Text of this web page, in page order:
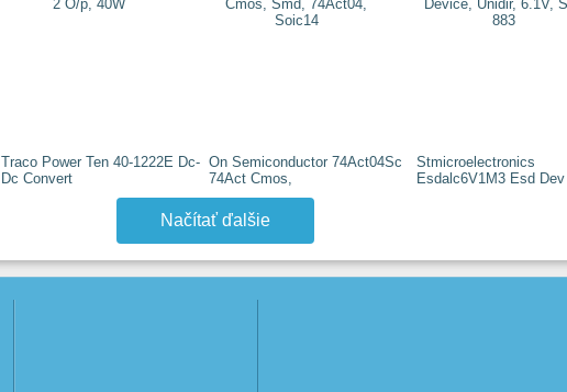
Traco Power Ten 40-1222E Dc-
Dc Convert
On Semiconductor 74Act04Sc
74Act Cmos,
Stmicroelectronics
Esdalc6V1M3 Esd Dev
Načítať ďalšie